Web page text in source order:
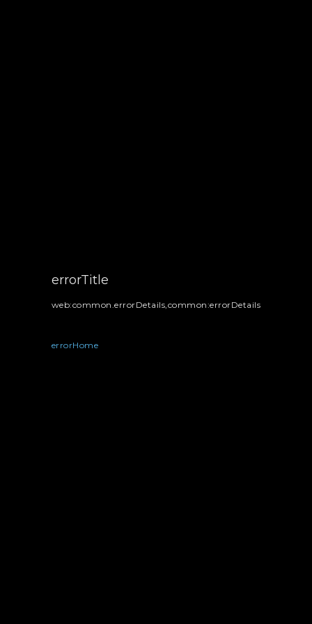
errorTitle
web:common.errorDetails,common:errorDetails
errorHome